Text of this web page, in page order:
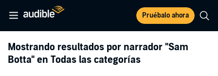
Pruébalo ahora
Mostrando resultados por narrador "Sam
Botta" en Todas las categorías